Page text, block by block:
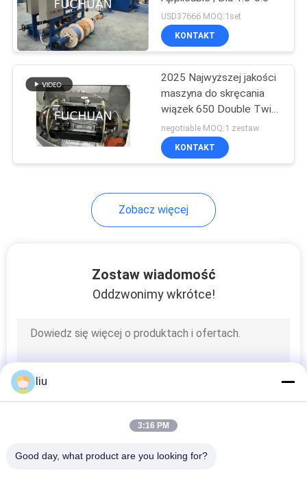
USD37666 MOQ:1set
KONTAKT
2025 Najwyższej jakości
maszyna do skręcania
wiązek 650 Double Twist
Bunching Machine do
sprzedaży
negotiable MOQ:1 zestaw
KONTAKT
Zobacz więcej
Zostaw wiadomość
Oddzwonimy wkrótce!
liu
3:16 PM
Good day, what product are you looking for?